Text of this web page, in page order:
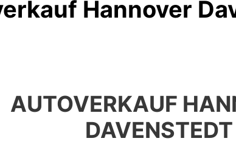
Hannover
AUTOVERKAUF
DAVENSTEDT